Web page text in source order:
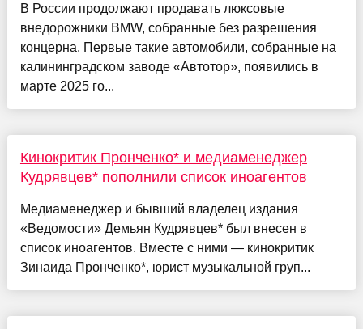
В России продолжают продавать люксовые
внедорожники BMW, собранные без разрешения
концерна. Первые такие автомобили, собранные на
калининградском заводе «Автотор», появились в
марте 2025 го...
Кинокритик Пронченко* и медиаменеджер
Кудрявцев* пополнили список иноагентов
Медиаменеджер и бывший владелец издания
«Ведомости» Демьян Кудрявцев* был внесен в
список иноагентов. Вместе с ними — кинокритик
Зинаида Пронченко*, юрист музыкальной груп...